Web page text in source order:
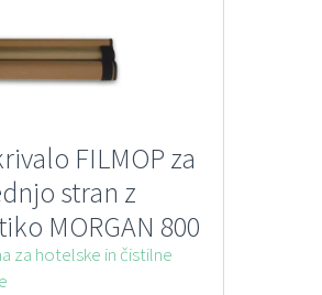
FILMOP za
stran z
MORGAN 800
za hotelske in čistilne